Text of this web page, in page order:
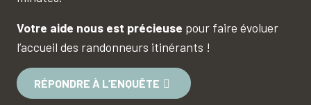
Votre aide nous est précieuse pour faire évoluer
l’accueil des randonneurs itinérants !
RÉPONDRE À L’ENQUÊTE